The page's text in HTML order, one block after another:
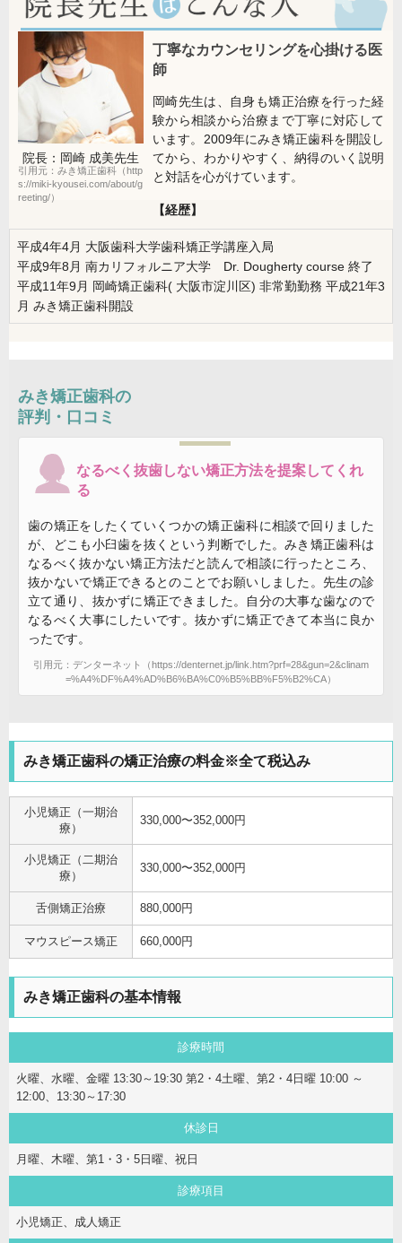
院長：岡崎 成美先生
引用元：みき矯正歯科（http
s://miki-kyousei.com/about/g
reeting/）
丁寧なカウンセリングを心掛ける医
師
岡崎先生は、自身も矯正治療を行った経
験から相談から治療まで丁寧に対応して
います。2009年にみき矯正歯科を開設し
てから、わかりやすく、納得のいく説明
と対話を心がけています。
【経歴】
平成4年4月 大阪歯科大学歯科矯正学講座入局
平成9年8月 南カリフォルニア大学 Dr. Dougherty course 終了
平成11年9月 岡崎矯正歯科( 大阪市淀川区) 非常勤勤務 平成21年3
月 みき矯正歯科開設
みき矯正歯科の
評判・口コミ
なるべく抜歯しない矯正方法を提案してくれ
る
歯の矯正をしたくていくつかの矯正歯科に相談で回りました
が、どこも小臼歯を抜くという判断でした。みき矯正歯科は
なるべく抜かない矯正方法だと読んで相談に行ったところ、
抜かないで矯正できるとのことでお願いしました。先生の診
立て通り、抜かずに矯正できました。自分の大事な歯なので
なるべく大事にしたいです。抜かずに矯正できて本当に良か
ったです。
引用元：デンターネット（https://denternet.jp/link.htm?prf=28&gun=2&clinam
=%A4%DF%A4%AD%B6%BA%C0%B5%BB%F5%B2%CA）
みき矯正歯科の矯正治療の料金※全て税込み
小児矯正（一期治
療）
330,000〜352,000円
小児矯正（二期治
療）
330,000〜352,000円
舌側矯正治療 880,000円
マウスピース矯正 660,000円
みき矯正歯科の基本情報
診療時間
火曜、水曜、金曜 13:30～19:30 第2・4土曜、第2・4日曜 10:00 ～
12:00、13:30～17:30
休診日
月曜、木曜、第1・3・5日曜、祝日
診療項目
小児矯正、成人矯正